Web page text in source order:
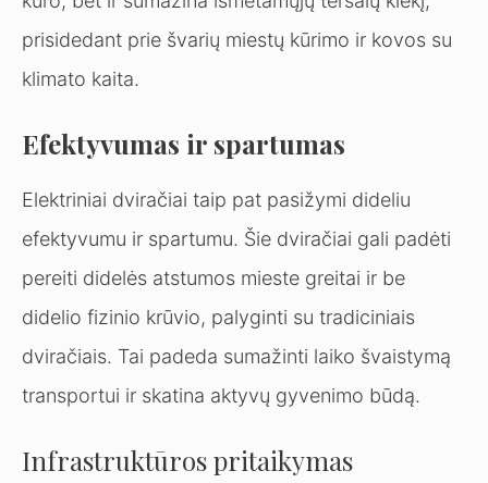
prisidedant prie švarių miestų kūrimo ir kovos su
klimato kaita.
Efektyvumas ir spartumas
Elektriniai dviračiai taip pat pasižymi dideliu
efektyvumu ir spartumu. Šie dviračiai gali padėti
pereiti didelės atstumos mieste greitai ir be
didelio fizinio krūvio, palyginti su tradiciniais
dviračiais. Tai padeda sumažinti laiko švaistymą
transportui ir skatina aktyvų gyvenimo būdą.
Infrastruktūros pritaikymas